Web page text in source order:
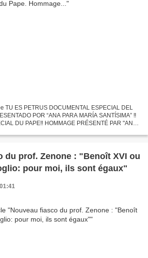
TU ES PETRUS DOCUMENTAL ESPECIAL DEL
POR “ANA PARA MARÍA SANTÍSIMA” ‼️
DU PAPE‼️ HOMMAGE PRÉSENTÉ PAR "ANA
du prof. Zenone : "Benoît XVI ou
pour moi, ils sont égaux"